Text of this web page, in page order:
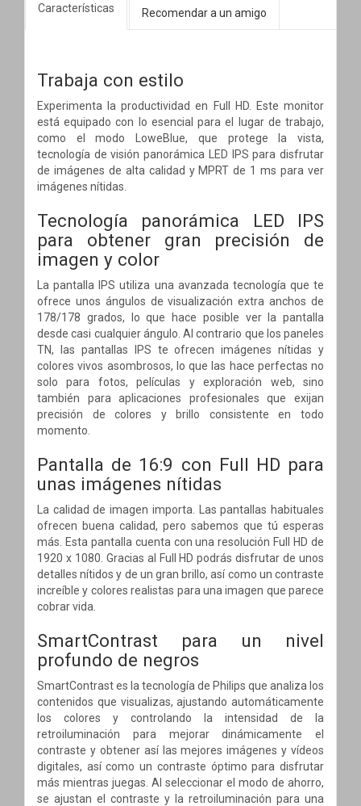
Características Recomendar a un amigo
Trabaja con estilo
Experimenta la productividad en Full HD. Este monitor
está equipado con lo esencial para el lugar de trabajo,
como el modo LoweBlue, que protege la vista,
tecnología de visión panorámica LED IPS para disfrutar
de imágenes de alta calidad y MPRT de 1 ms para ver
imágenes nítidas.
Tecnología panorámica LED IPS
para obtener gran precisión de
imagen y color
La pantalla IPS utiliza una avanzada tecnología que te
ofrece unos ángulos de visualización extra anchos de
178/178 grados, lo que hace posible ver la pantalla
desde casi cualquier ángulo. Al contrario que los paneles
TN, las pantallas IPS te ofrecen imágenes nítidas y
colores vivos asombrosos, lo que las hace perfectas no
solo para fotos, películas y exploración web, sino
también para aplicaciones profesionales que exijan
precisión de colores y brillo consistente en todo
momento.
Pantalla de 16:9 con Full HD para
unas imágenes nítidas
La calidad de imagen importa. Las pantallas habituales
ofrecen buena calidad, pero sabemos que tú esperas
más. Esta pantalla cuenta con una resolución Full HD de
1920 x 1080. Gracias al Full HD podrás disfrutar de unos
detalles nítidos y de un gran brillo, así como un contraste
increíble y colores realistas para una imagen que parece
cobrar vida.
SmartContrast para un nivel
profundo de negros
SmartContrast es la tecnología de Philips que analiza los
contenidos que visualizas, ajustando automáticamente
los colores y controlando la intensidad de la
retroiluminación para mejorar dinámicamente el
contraste y obtener así las mejores imágenes y vídeos
digitales, así como un contraste óptimo para disfrutar
más mientras juegas. Al seleccionar el modo de ahorro,
se ajustan el contraste y la retroiluminación para una